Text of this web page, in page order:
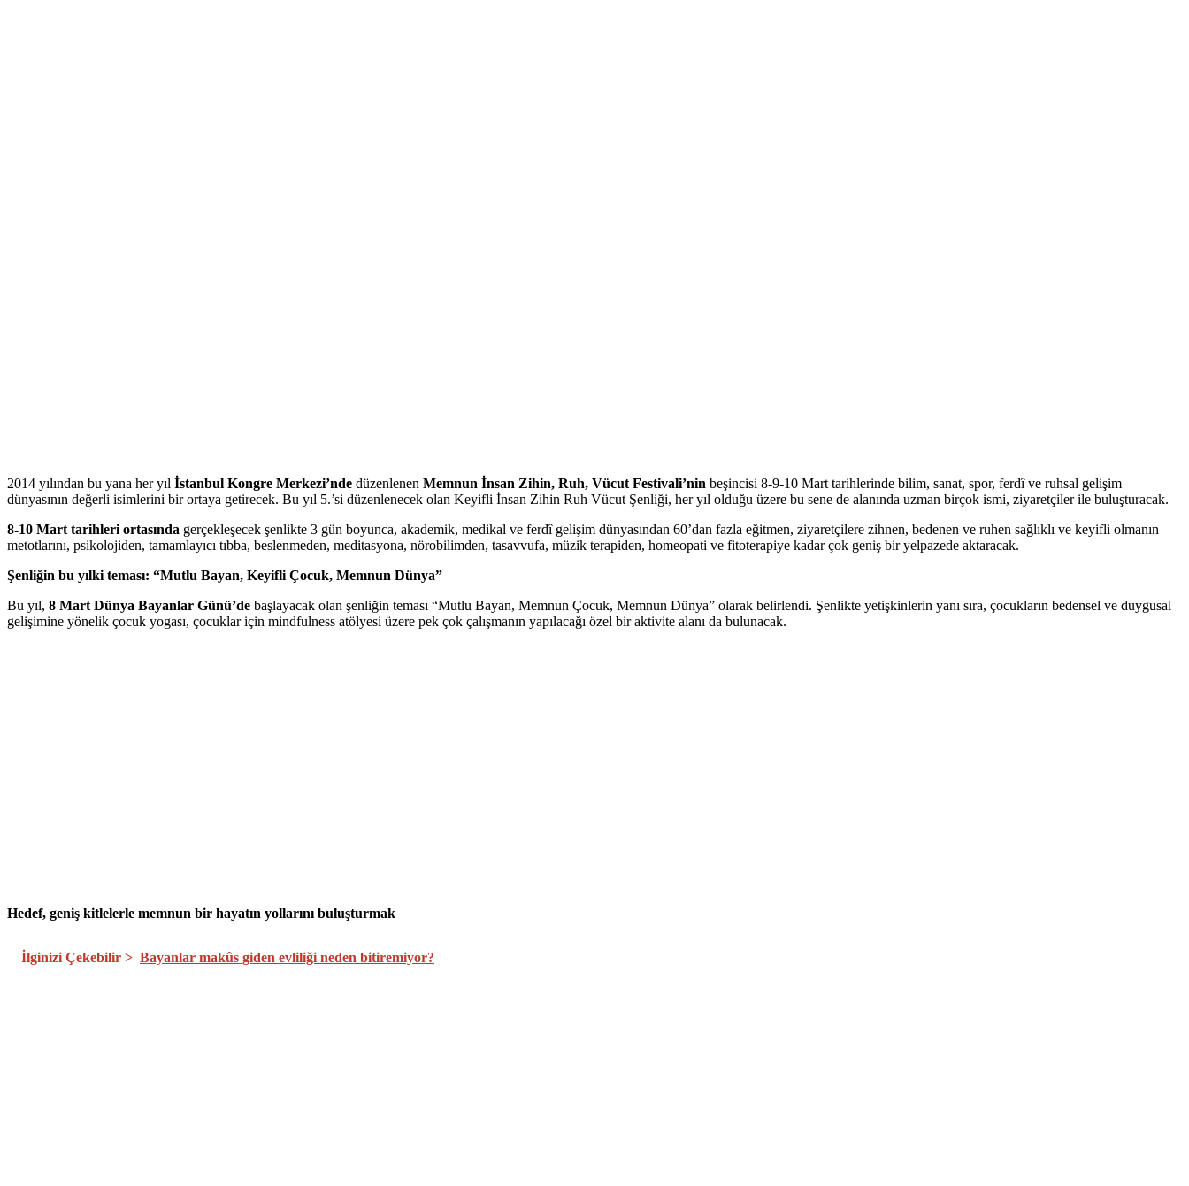
2014 yılından bu yana her yıl İstanbul Kongre Merkezi’nde düzenlenen Memnun İnsan Zihin, Ruh, Vücut Festivali’nin beşincisi 8-9-10 Mart tarihlerinde bilim, sanat, spor, ferdî ve ruhsal gelişim
dünyasının değerli isimlerini bir ortaya getirecek. Bu yıl 5.’si düzenlenecek olan Keyifli İnsan Zihin Ruh Vücut Şenliği, her yıl olduğu üzere bu sene de alanında uzman birçok ismi, ziyaretçiler ile buluşturacak.
8-10 Mart tarihleri ortasında gerçekleşecek şenlikte 3 gün boyunca, akademik, medikal ve ferdî gelişim dünyasından 60’dan fazla eğitmen, ziyaretçilere zihnen, bedenen ve ruhen sağlıklı ve keyifli olmanın
metotlarını, psikolojiden, tamamlayıcı tıbba, beslenmeden, meditasyona, nörobilimden, tasavvufa, müzik terapiden, homeopati ve fitoterapiye kadar çok geniş bir yelpazede aktaracak.
Şenliğin bu yılki teması: “Mutlu Bayan, Keyifli Çocuk, Memnun Dünya”
Bu yıl, 8 Mart Dünya Bayanlar Günü’de başlayacak olan şenliğin teması “Mutlu Bayan, Memnun Çocuk, Memnun Dünya” olarak belirlendi. Şenlikte yetişkinlerin yanı sıra, çocukların bedensel ve duygusal
gelişimine yönelik çocuk yogası, çocuklar için mindfulness atölyesi üzere pek çok çalışmanın yapılacağı özel bir aktivite alanı da bulunacak.
Hedef, geniş kitlelerle memnun bir hayatın yollarını buluşturmak
İlginizi Çekebilir > Bayanlar makûs giden evliliği neden bitiremiyor?